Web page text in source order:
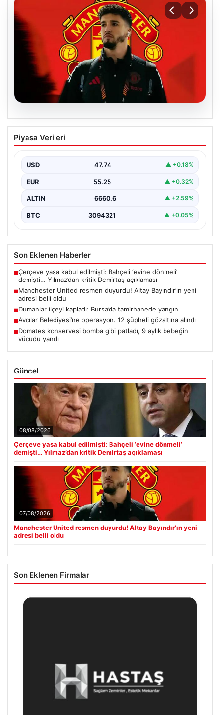
Manchester United resmen duyurdu!
Altay Bayındır’ın yeni adresi belli oldu
Piyasa Verileri
USD 47.74 ▲ +0.18%
EUR 55.25 ▲ +0.32%
ALTIN 6660.6 ▲ +2.59%
BTC 3094321 ▲ +0.05%
Son Eklenen Haberler
■Çerçeve yasa kabul edilmişti: Bahçeli ‘evine dönmeli’
demişti… Yılmaz’dan kritik Demirtaş açıklaması
■Manchester United resmen duyurdu! Altay Bayındır’ın yeni
adresi belli oldu
■Dumanlar ilçeyi kapladı: Bursa’da tamirhanede yangın
■Avcılar Belediyesi’ne operasyon. 12 şüpheli gözaltına alındı
■Domates konservesi bomba gibi patladı, 9 aylık bebeğin
vücudu yandı
Güncel
08/08/2026
Çerçeve yasa kabul edilmişti: Bahçeli ‘evine dönmeli’
demişti… Yılmaz’dan kritik Demirtaş açıklaması
07/08/2026
Manchester United resmen duyurdu! Altay Bayındır’ın yeni
adresi belli oldu
Son Eklenen Firmalar